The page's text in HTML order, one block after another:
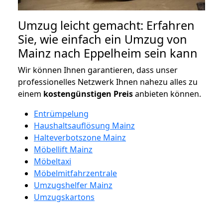
Umzug leicht gemacht: Erfahren
Sie, wie einfach ein Umzug von
Mainz nach Eppelheim sein kann
Wir können Ihnen garantieren, dass unser
professionelles Netzwerk Ihnen nahezu alles zu
einem kostengünstigen Preisanbieten können.
Entrümpelung
Haushaltsauflösung Mainz
Halteverbotszone Mainz
Möbellift Mainz
Möbeltaxi
Möbelmitfahrzentrale
Umzugshelfer Mainz
Umzugskartons